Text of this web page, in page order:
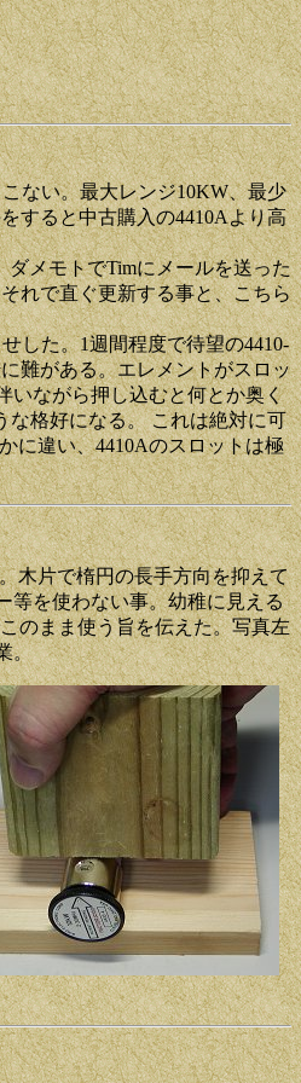
ない。最大レンジ10KW、最少
すると中古購入の4410Aより高
ダメモトでTimにメールを送った
れで直ぐ更新する事と、こちら
した。1週間程度で待望の4410-
難がある。エレメントがスロッ
いながら押し込むと何とか奥く
な格好になる。 これは絶対に可
に違い、4410Aのスロットは極
。木片で楕円の長手方向を抑えて
等を使わない事。幼稚に見える
のまま使う旨を伝えた。写真左
。